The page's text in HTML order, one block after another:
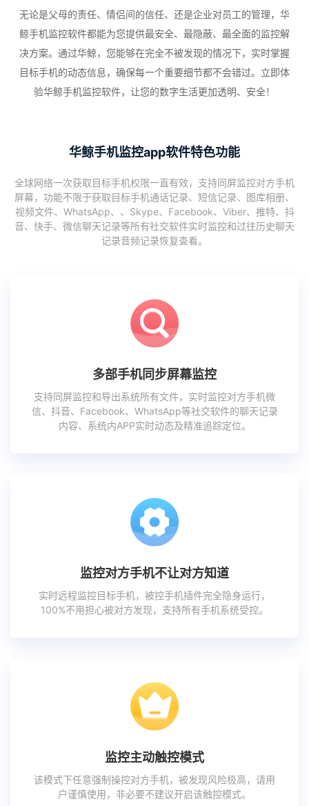
无论是父母的责任、情侣间的信任、还是企业对员工的管理，华
鲸手机监控软件都能为您提供最安全、最隐蔽、最全面的监控解
决方案。通过华鲸，您能够在完全不被发现的情况下，实时掌握
目标手机的动态信息，确保每一个重要细节都不会错过。立即体
验华鲸手机监控软件，让您的数字生活更加透明、安全！
华鲸手机监控app软件特色功能
全球网络一次获取目标手机权限一直有效，支持同屏监控对方手机
屏幕，功能不限于获取目标手机通话记录、短信记录、图库相册、
视频文件、WhatsApp、、Skype、Facebook、Viber、推特、抖
音、快手、微信聊天记录等所有社交软件实时监控和过往历史聊天
记录音频记录恢复查看。
多部手机同步屏幕监控
支持同屏监控和导出系统所有文件，实时监控对方手机微
信、抖音、Facebook、WhatsApp等社交软件的聊天记录
内容、系统内APP实时动态及精准追踪定位。
监控对方手机不让对方知道
实时远程监控目标手机，被控手机插件完全隐身运行，
100%不用担心被对方发现，支持所有手机系统受控。
监控主动触控模式
该模式下任意强制操控对方手机，被发现风险极高，请用
户谨慎使用，非必要不建议开启该触控模式。